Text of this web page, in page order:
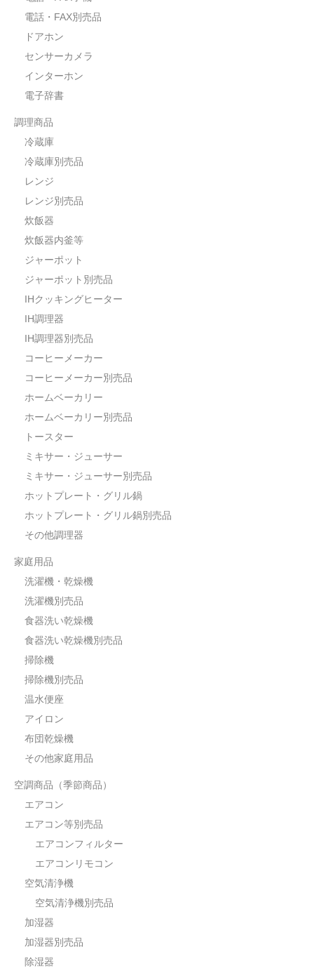
電話・FAX別売品
ドアホン
センサーカメラ
インターホン
電子辞書
調理商品
冷蔵庫
冷蔵庫別売品
レンジ
レンジ別売品
炊飯器
炊飯器内釜等
ジャーポット
ジャーポット別売品
IHクッキングヒーター
IH調理器
IH調理器別売品
コーヒーメーカー
コーヒーメーカー別売品
ホームベーカリー
ホームベーカリー別売品
トースター
ミキサー・ジューサー
ミキサー・ジューサー別売品
ホットプレート・グリル鍋
ホットプレート・グリル鍋別売品
その他調理器
家庭用品
洗濯機・乾燥機
洗濯機別売品
食器洗い乾燥機
食器洗い乾燥機別売品
掃除機
掃除機別売品
温水便座
アイロン
布団乾燥機
その他家庭用品
空調商品（季節商品）
エアコン
エアコン等別売品
エアコンフィルター
エアコンリモコン
空気清浄機
空気清浄機別売品
加湿器
加湿器別売品
除湿器